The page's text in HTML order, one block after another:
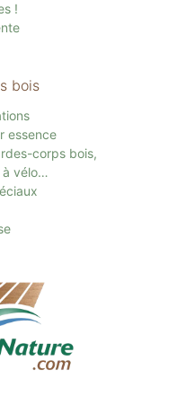
!
bois
essence
corps bois,
à vélo…